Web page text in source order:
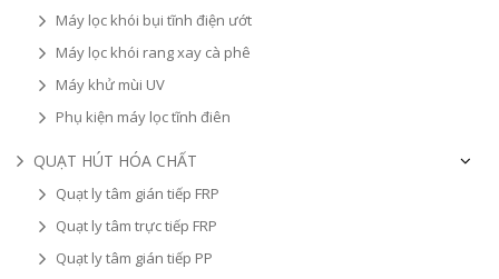
Máy lọc khói bụi tĩnh điện ướt
Máy lọc khói rang xay cà phê
Máy khử mùi UV
Phụ kiện máy lọc tĩnh điên
QUẠT HÚT HÓA CHẤT
Quạt ly tâm gián tiếp FRP
Quạt ly tâm trực tiếp FRP
Quạt ly tâm gián tiếp PP